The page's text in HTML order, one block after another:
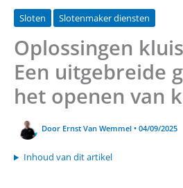
Sloten Slotenmaker diensten
Oplossingen
Een uitgebreide
het openen van
Door Ernst Van Wemmel • 04/09/2025
Inhoud van dit artikel